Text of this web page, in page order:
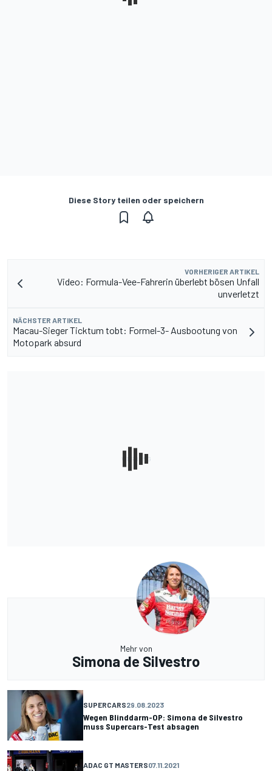
Diese Story teilen oder speichern
VORHERIGER ARTIKEL
Video: Formula-Vee-Fahrerin überlebt bösen Unfall
unverletzt
NÄCHSTER ARTIKEL
Macau-Sieger Ticktum tobt: Formel-3- Ausbootung von
Motopark absurd
Mehr von
Simona de Silvestro
SUPERCARS29.08.2023
Wegen Blinddarm-OP: Simona de Silvestro
muss Supercars-Test absagen
ADAC GT MASTERS07.11.2021